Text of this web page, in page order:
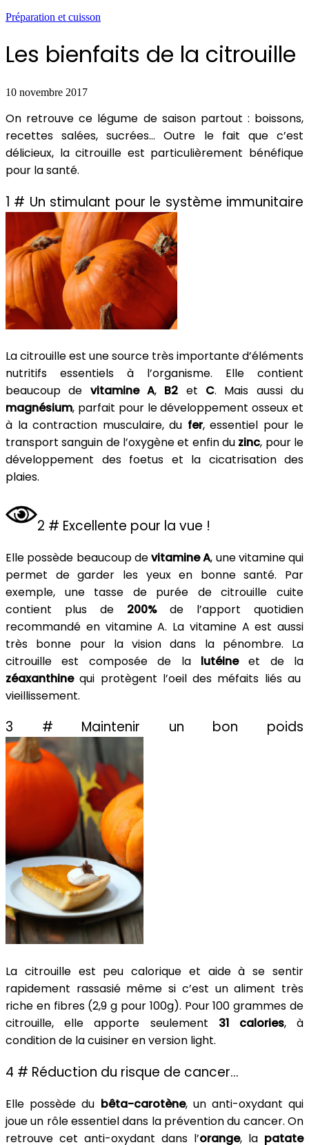
Préparation et cuisson
Les bienfaits de la citrouille
10 novembre 2017
On retrouve ce légume de saison partout : boissons,
recettes salées, sucrées… Outre le fait que c’est
délicieux, la citrouille est particulièrement bénéfique
pour la santé.
1 # Un stimulant pour le système immunitaire
La citrouille est une source très importante d’éléments
nutritifs essentiels à l’organisme. Elle contient
beaucoup de vitamine A, B2 et C. Mais aussi du
magnésium, parfait pour le développement osseux et
à la contraction musculaire, du fer, essentiel pour le
transport sanguin de l’oxygène et enfin du zinc, pour le
développement des foetus et la cicatrisation des
plaies.
2 # Excellente pour la vue !
Elle possède beaucoup devitamine A, une vitamine qui
permet de garder les yeux en bonne santé. Par
exemple, une tasse de purée de citrouille cuite
contient plus de 200%de l’apport quotidien
recommandé en vitamine A. La vitamine A est aussi
très bonne pour la vision dans la pénombre. La
citrouille est composée de la lutéineet de la
zéaxanthinequi protègent l’oeil des méfaits liés au
vieillissement.
3 # Maintenir un bon poids
La citrouille est peu calorique et aide à se sentir
rapidement rassasié même si c’est un aliment très
riche en fibres (2,9 g pour 100g). Pour 100 grammes de
citrouille, elle apporte seulement 31 calories, à
condition de la cuisiner en version light.
4 # Réduction du risque de cancer…
Elle possède du bêta-carotène, un anti-oxydant qui
joue un rôle essentiel dans la prévention du cancer. On
retrouve cet anti-oxydant dans l’orange, la patate